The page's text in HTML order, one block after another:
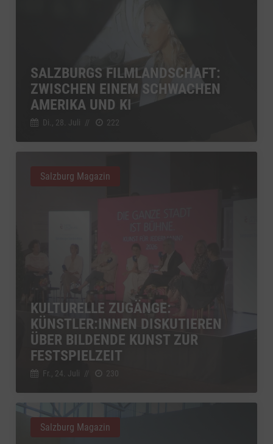
SALZBURGS FILMLANDSCHAFT:
ZWISCHEN EINEM SCHWACHEN
AMERIKA UND KI
Di., 28. Juli // 222
KULTURELLE ZUGÄNGE:
KÜNSTLER:INNEN DISKUTIEREN
ÜBER BILDENDE KUNST ZUR
FESTSPIELZEIT
Fr., 24. Juli // 230
Salzburg Magazin
Salzburg Magazin